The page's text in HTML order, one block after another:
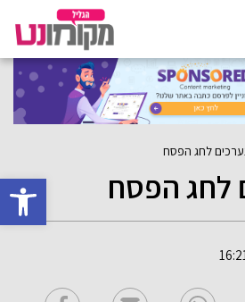
פתח
לחג הפסח
לחג הפסח